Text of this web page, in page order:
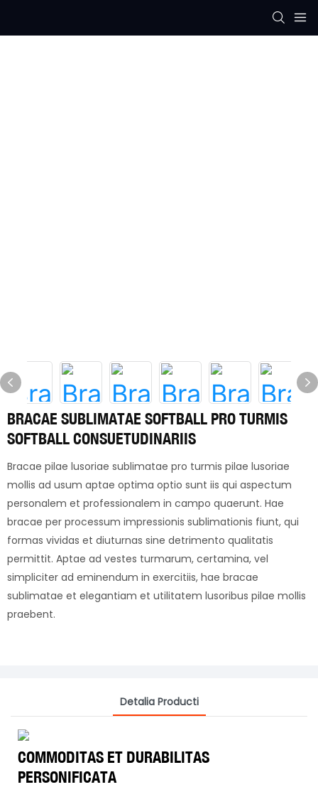
BRACAE SUBLIMATAE SOFTBALL PRO TURMIS
SOFTBALL CONSUETUDINARIIS
Bracae pilae lusoriae sublimatae pro turmis pilae lusoriae
mollis ad usum aptae optima optio sunt iis qui aspectum
personalem et professionalem in campo quaerunt. Hae
bracae per processum impressionis sublimationis fiunt, qui
formas vividas et diuturnas sine detrimento qualitatis
permittit. Aptae ad vestes turmarum, certamina, vel
simpliciter ad eminendum in exercitiis, hae bracae
sublimatae et elegantiam et utilitatem lusoribus pilae mollis
praebent.
Detalia Producti
COMMODITAS ET DURABILITAS
PERSONIFICATA